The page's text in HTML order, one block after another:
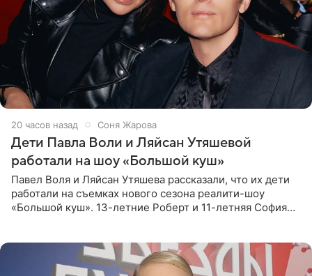
20 часов назад Соня Жарова
Дети Павла Воли и Ляйсан Утяшевой
работали на шоу «Большой куш»
Павел Воля и Ляйсан Утяшева рассказали, что их дети
работали на съемках нового сезона реалити-шоу
«Большой куш». 13-летние Роберт и 11-летняя София